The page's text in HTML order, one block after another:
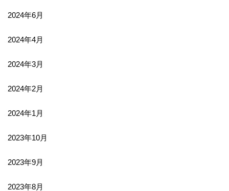
2024年6月
2024年4月
2024年3月
2024年2月
2024年1月
2023年10月
2023年9月
2023年8月